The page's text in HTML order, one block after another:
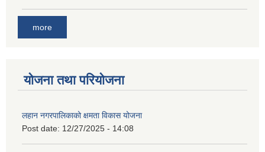
more
योजना तथा परियोजना
लहान नगरपालिकाको क्षमता विकास योजना
Post date: 12/27/2025 - 14:08